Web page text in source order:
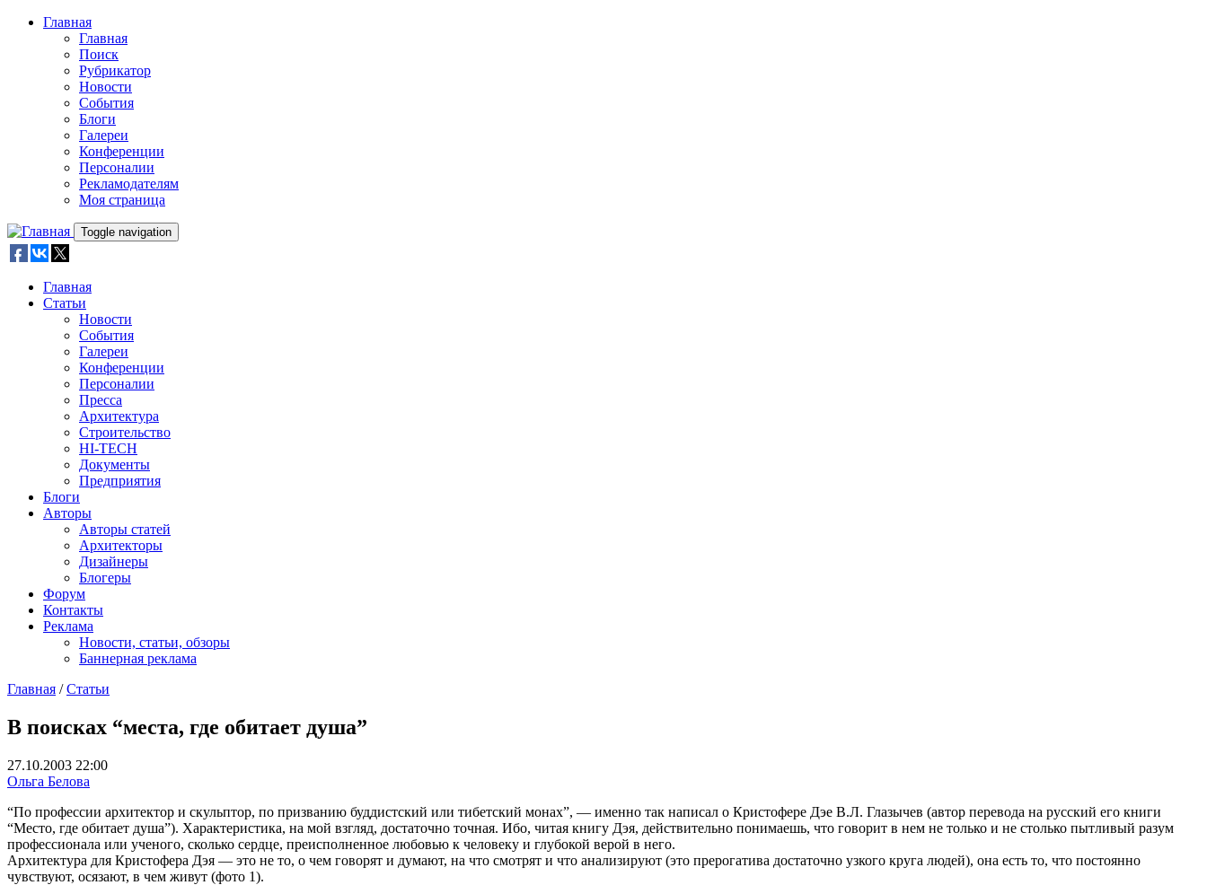
Skip to main content
Главная
Главная
Поиск
Рубрикатор
Новости
События
Блоги
Галереи
Конференции
Персоналии
Рекламодателям
Моя страница
Toggle navigation
Главная
Статьи
Новости
События
Галереи
Конференции
Персоналии
Пресса
Архитектура
Строительство
HI-TECH
Документы
Предприятия
Блоги
Авторы
Авторы статей
Архитекторы
Дизайнеры
Блогеры
Форум
Контакты
Реклама
Новости, статьи, обзоры
Баннерная реклама
Главная / Статьи
В поисках “места, где обитает душа”
27.10.2003 22:00
Ольга Белова
“По профессии архитектор и скульптор, по призванию буддистский или тибетский монах”, — именно так написал о Кристофере Дэе В.Л. Глазычев (автор перевода на русский его книги
“Место, где обитает душа”). Характеристика, на мой взгляд, достаточно точная. Ибо, читая книгу Дэя, действительно понимаешь, что говорит в нем не только и не столько пытливый разум
профессионала или ученого, сколько сердце, преисполненное любовью к человеку и глубокой верой в него.
Архитектура для Кристофера Дэя — это не то, о чем говорят и думают, на что смотрят и что анализируют (это прерогатива достаточно узкого круга людей), она есть то, что постоянно
чувствуют, осязают, в чем живут (фото 1).